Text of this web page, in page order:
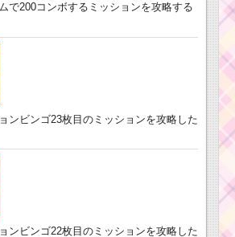
で200コンボするミッションを攻略する
ンビンゴ23枚目のミッションを攻略した
ンビンゴ22枚目のミッションを攻略した